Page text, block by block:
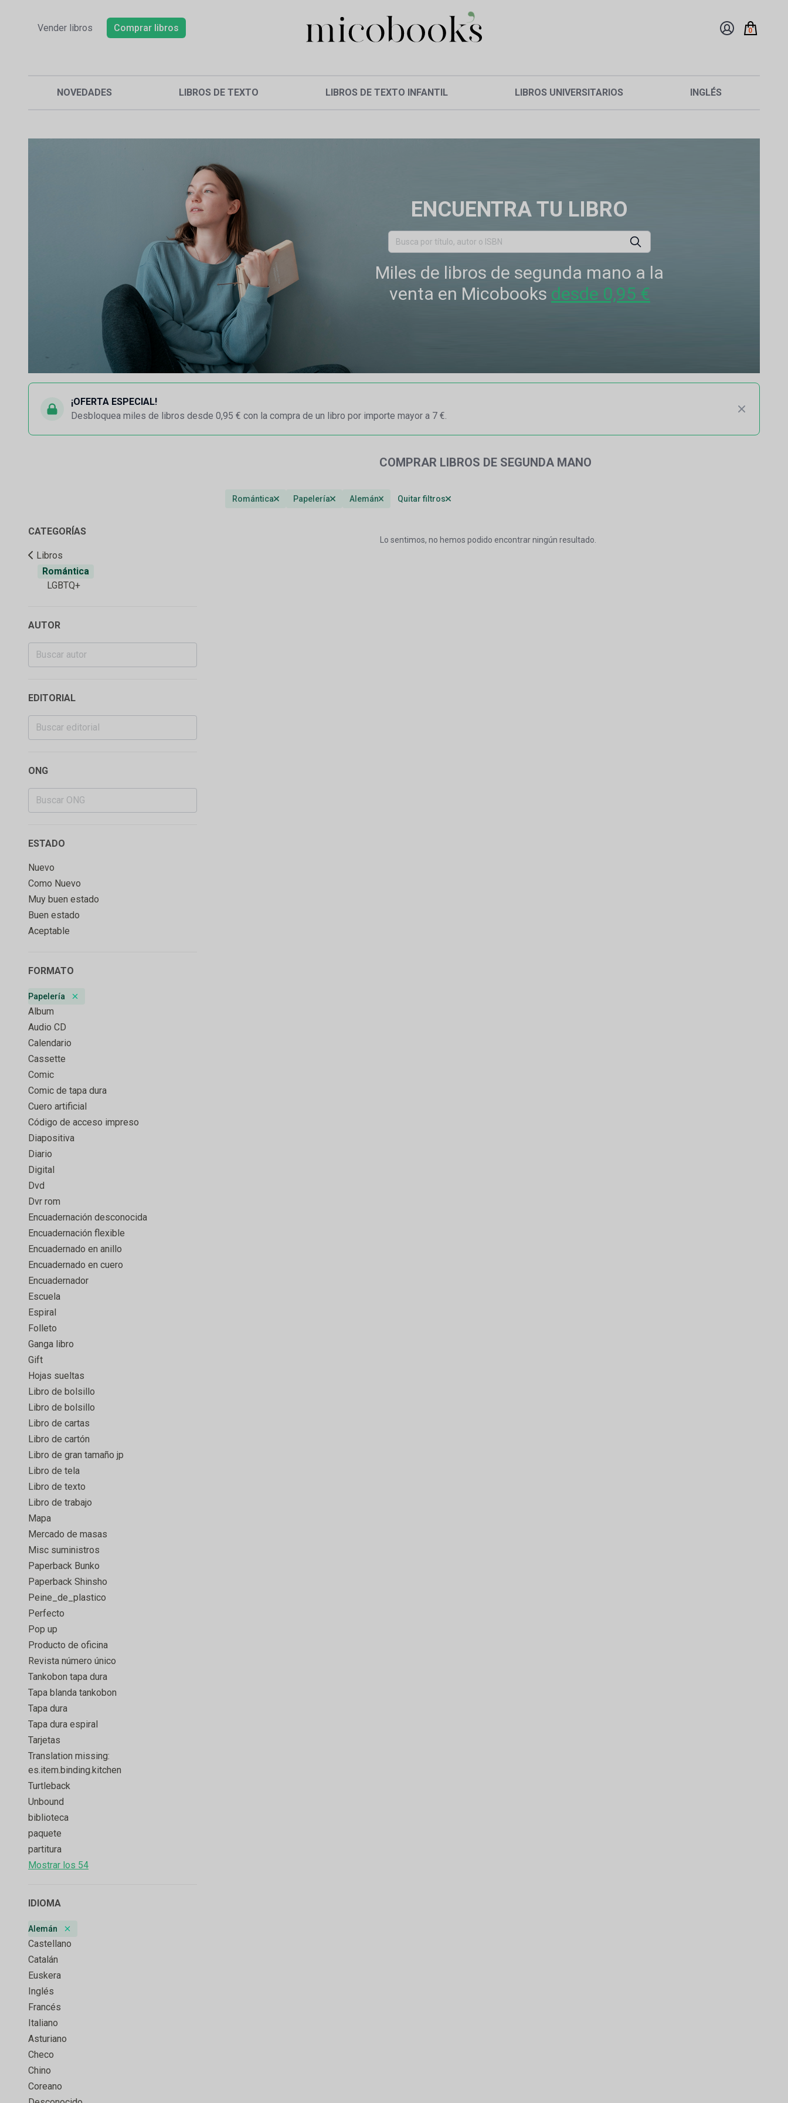
Vender libros Comprar libros 0
NOVEDADES LIBROS DE TEXTO LIBROS DE TEXTO INFANTIL LIBROS UNIVERSITARIOS INGLÉS
ENCUENTRA TU LIBRO
Miles de libros de segunda mano a la
venta en Micobooks desde 0,95 €
¡OFERTA ESPECIAL!
Desbloquea miles de libros desde 0,95 € con la compra de un libro por importe mayor a 7 €.
COMPRAR LIBROS DE SEGUNDA MANO
Romántica Papelería Alemán Quitar filtros
CATEGORÍAS
Libros
Romántica
LGBTQ+
AUTOR
EDITORIAL
ONG
ESTADO
Nuevo
Como Nuevo
Muy buen estado
Buen estado
Aceptable
FORMATO
Papelería
Remove badge
Album
Audio CD
Calendario
Cassette
Comic
Comic de tapa dura
Cuero artificial
Código de acceso impreso
Diapositiva
Diario
Digital
Dvd
Dvr rom
Encuadernación desconocida
Encuadernación flexible
Encuadernado en anillo
Encuadernado en cuero
Encuadernador
Escuela
Espiral
Folleto
Ganga libro
Gift
Hojas sueltas
Libro de bolsillo
Libro de bolsillo
Libro de cartas
Libro de cartón
Libro de gran tamaño jp
Libro de tela
Libro de texto
Libro de trabajo
Mapa
Mercado de masas
Misc suministros
Paperback Bunko
Paperback Shinsho
Peine_de_plastico
Perfecto
Pop up
Producto de oficina
Revista número único
Tankobon tapa dura
Tapa blanda tankobon
Tapa dura
Tapa dura espiral
Tarjetas
Translation missing:
es.item.binding.kitchen
Turtleback
Unbound
biblioteca
paquete
partitura
Mostrar los 54
IDIOMA
Alemán
Remove badge
Castellano
Catalán
Euskera
Inglés
Francés
Italiano
Asturiano
Checo
Chino
Coreano
Lo sentimos, no hemos podido encontrar ningún resultado.